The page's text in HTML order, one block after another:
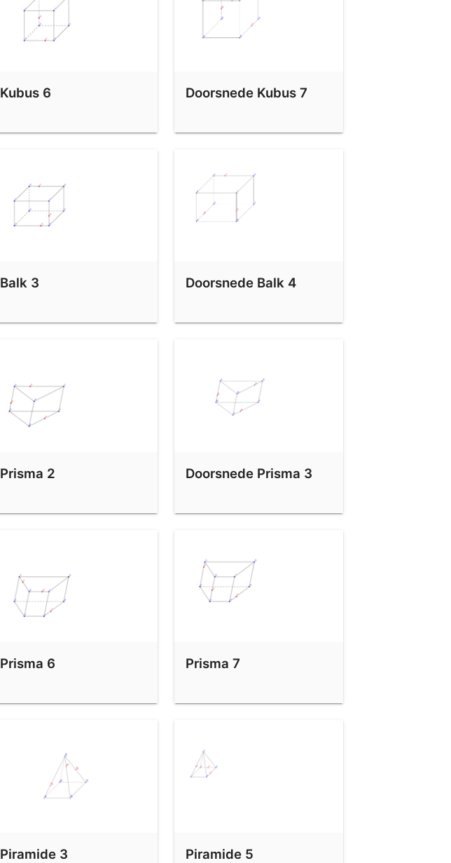
Kubus 6 Doorsnede Kubus 7
Balk 3 Doorsnede Balk 4
Prisma 2 Doorsnede Prisma 3
Prisma 6 Prisma 7
Piramide 3 Piramide 5